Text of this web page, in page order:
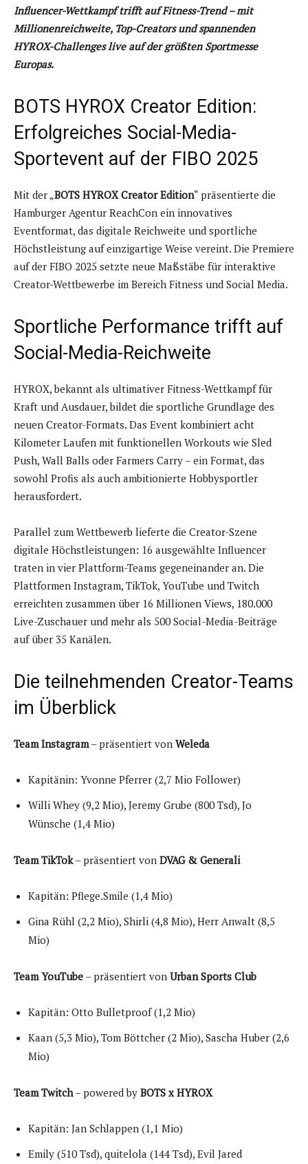
Influencer-Wettkampf trifft auf Fitness-Trend – mit
Millionenreichweite, Top-Creators und spannenden
HYROX-Challenges live auf der größten Sportmesse
Europas.
BOTS HYROX Creator Edition:
Erfolgreiches Social-Media-
Sportevent auf der FIBO 2025
Mit der „BOTS HYROX Creator Edition“ präsentierte die
Hamburger Agentur ReachCon ein innovatives
Eventformat, das digitale Reichweite und sportliche
Höchstleistung auf einzigartige Weise vereint. Die Premiere
auf der FIBO 2025 setzte neue Maßstäbe für interaktive
Creator-Wettbewerbe im Bereich Fitness und Social Media.
Sportliche Performance trifft auf
Social-Media-Reichweite
HYROX, bekannt als ultimativer Fitness-Wettkampf für
Kraft und Ausdauer, bildet die sportliche Grundlage des
neuen Creator-Formats. Das Event kombiniert acht
Kilometer Laufen mit funktionellen Workouts wie Sled
Push, Wall Balls oder Farmers Carry – ein Format, das
sowohl Profis als auch ambitionierte Hobbysportler
herausfordert.
Parallel zum Wettbewerb lieferte die Creator-Szene
digitale Höchstleistungen: 16 ausgewählte Influencer
traten in vier Plattform-Teams gegeneinander an. Die
Plattformen Instagram, TikTok, YouTube und Twitch
erreichten zusammen über 16 Millionen Views, 180.000
Live-Zuschauer und mehr als 500 Social-Media-Beiträge
auf über 35 Kanälen.
Die teilnehmenden Creator-Teams
im Überblick
Team Instagram – präsentiert von Weleda
Kapitänin: Yvonne Pferrer (2,7 Mio Follower)
Willi Whey (9,2 Mio), Jeremy Grube (800 Tsd), Jo
Wünsche (1,4 Mio)
Team TikTok– präsentiert von DVAG & Generali
Kapitän: Pflege.Smile (1,4 Mio)
Gina Rühl (2,2 Mio), Shirli (4,8 Mio), Herr Anwalt (8,5
Mio)
Team YouTube – präsentiert von Urban Sports Club
Kapitän: Otto Bulletproof (1,2 Mio)
Kaan (5,3 Mio), Tom Böttcher (2 Mio), Sascha Huber (2,6
Mio)
Team Twitch – powered by BOTS x HYROX
Kapitän: Jan Schlappen (1,1 Mio)
Emily (510 Tsd), quitelola (144 Tsd), Evil Jared